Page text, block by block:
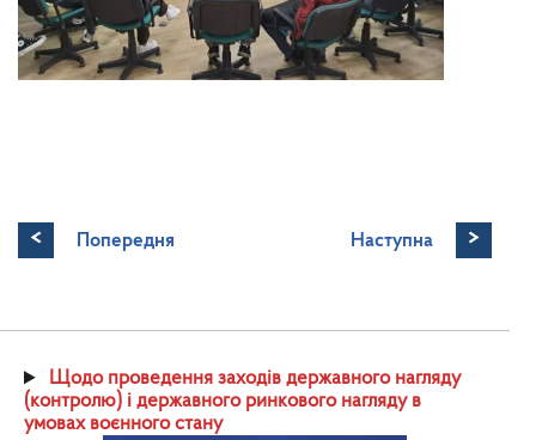
< Попередня Наступна >
Щодо проведення заходів державного нагляду
(контролю) і державного ринкового нагляду в
умовах воєнного стану